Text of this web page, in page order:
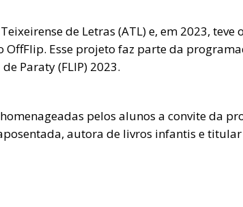
de Letras (ATL) e, em 2023, teve
Esse projeto faz parte da
Paraty (FLIP) 2023.
pelos alunos a convite da
autora de livros infantis e